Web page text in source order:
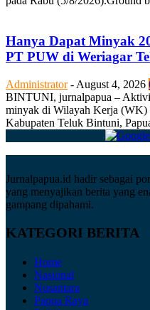
Hanya Dapat Minyak
PT PUW di Weriagar
Administrator - August 4, 2026
BINTUNI, jurnalpapua –
minyak di Wilayah Kerja
Kabupaten Teluk Bintuni,
Jurnalpapua.id hadir sebagai
yang menyajikan berita yang
gampang dipahami.
KATEGORI BERITA
Home
Nasional
Nusantara
Papua Raya